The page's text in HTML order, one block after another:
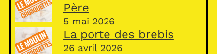
Père
5 mai 2026
La porte des brebis
26 avril 2026